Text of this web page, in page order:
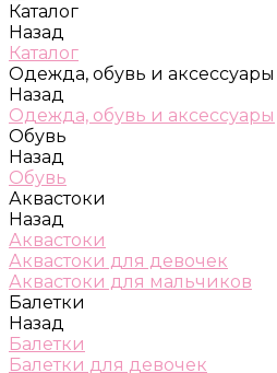
Каталог
Назад
Каталог
Одежда, обувь и аксессуары
Назад
Одежда, обувь и аксессуары
Обувь
Назад
Обувь
Аквастоки
Назад
Аквастоки
Аквастоки для девочек
Аквастоки для мальчиков
Балетки
Назад
Балетки
Балетки для девочек